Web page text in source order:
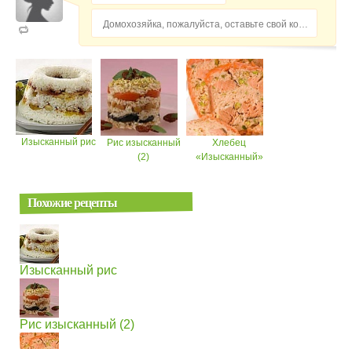
Изысканный рис
Рис изысканный
(2)
Хлебец
«Изысканный»
Похожие рецепты
Изысканный рис
Рис изысканный (2)